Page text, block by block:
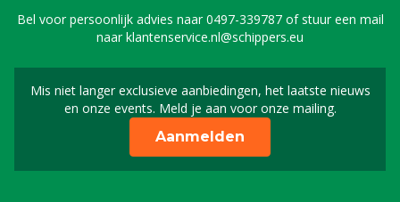
Bel voor persoonlijk advies naar0497-339787of stuur een mail
naarklantenservice.nl@schippers.eu
Mis niet langer exclusieve aanbiedingen, het laatste nieuws
en onze events. Meld je aan voor onze mailing.
Schrijf je in voor onze
Aanmelden